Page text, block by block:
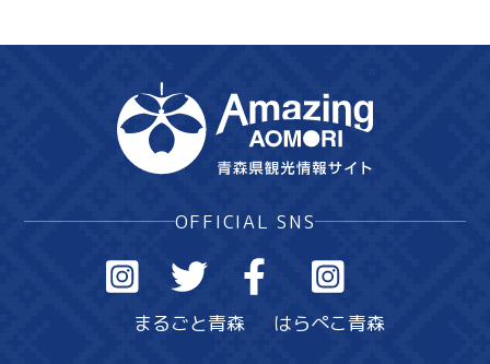
OFFICIAL SNS
まるごと青森 はらぺこ青森